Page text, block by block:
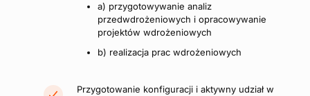
a) przygotowywanie analiz
przedwdrożeniowych i opracowywanie
projektów wdrożeniowych
b) realizacja prac wdrożeniowych
Przygotowanie konfiguracji i aktywny udział w